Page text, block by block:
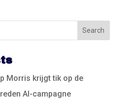
Morris krijgt tik op de
AI-campagne